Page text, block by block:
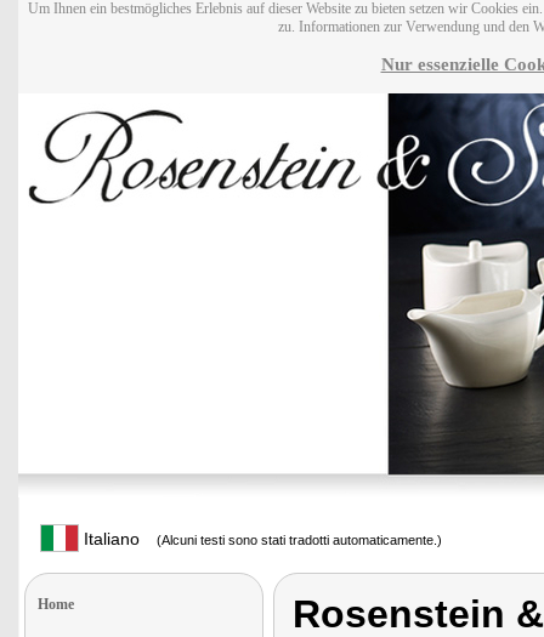
Um Ihnen ein bestmögliches Erlebnis auf dieser Website zu bieten setzen wir Cookies
zu. Informationen zur Verwendung und den
Nur essenzielle
Italiano (Alcuni testi sono stati tradotti automaticamente.)
Home Rosenstein